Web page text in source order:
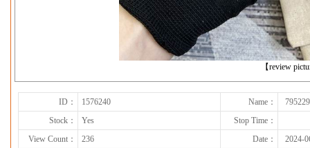
【review
下一张
ID： 1576240 Name：
Stock：
Yes
Stop Time：
View Count：
236 Date：
2024-